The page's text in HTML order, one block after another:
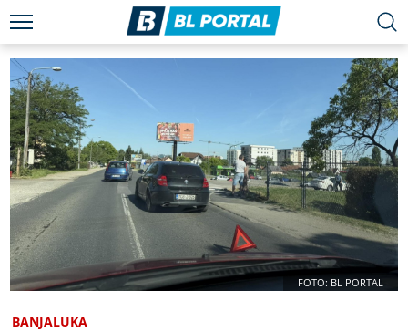
FOTO: BL PORTAL
BANJALUKA